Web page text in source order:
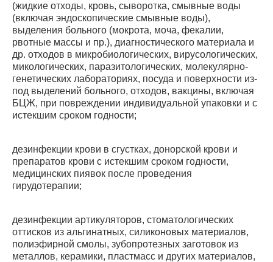
(жидкие отходы, кровь, сыворотка, смывные воды
(включая эндоскопические смывные воды),
выделения больного (мокрота, моча, фекалии,
рвотные массы и пр.), диагностического материала и
др. отходов в микробиологических, вирусологических,
микологических, паразитологических, молекулярно-
генетических лабораториях, посуда и поверхности из-
под выделений больного, отходов, вакцины, включая
БЦЖ, при повреждении индивидуальной упаковки и с
истекшим сроком годности;
дезинфекции крови в сгустках, донорской крови и
препаратов крови с истекшим сроком годности,
медицинских пиявок после проведения
гирудотерапии;
дезинфекции артикуляторов, стоматологических
оттисков из альгинатных, силиконовых материалов,
полиэфирной смолы, зубопротезных заготовок из
металлов, керамики, пластмасс и других материалов,